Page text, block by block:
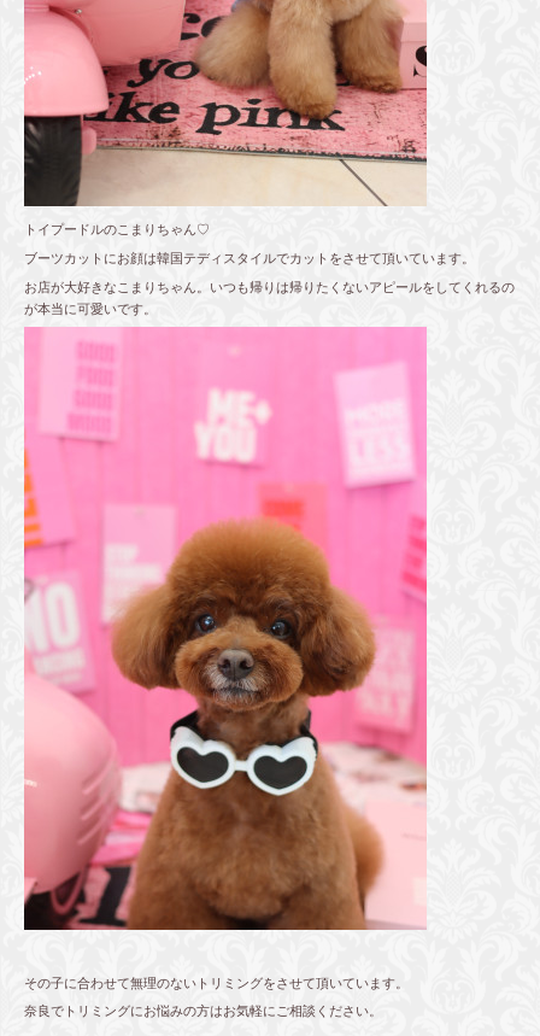
トイプードルのこまりちゃん♡
ブーツカットにお顔は韓国テディスタイルでカットをさせて頂いています。
お店が大好きなこまりちゃん。いつも帰りは帰りたくないアピールをしてくれるの
が本当に可愛いです。
その子に合わせて無理のないトリミングをさせて頂いています。
奈良でトリミングにお悩みの方はお気軽にご相談ください。